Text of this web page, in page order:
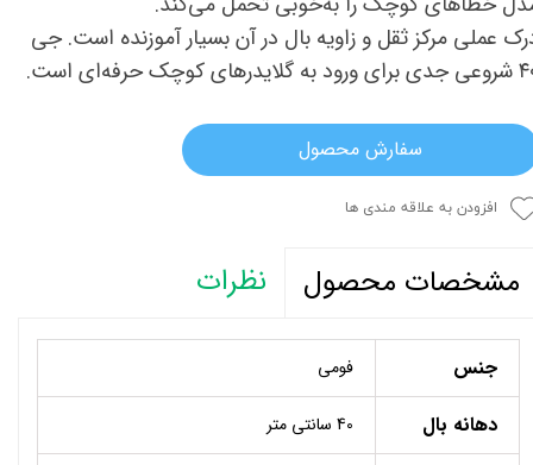
عملی مرکز ثقل و زاویه بال در آن بسیار آموزنده است. جی
کوچک حرفه‌ای است.
سفارش محصول
افزودن به علاقه مندی ها
مشخصات محصول نظرات
جنس فومی
دهانه بال 40 سانتی متر